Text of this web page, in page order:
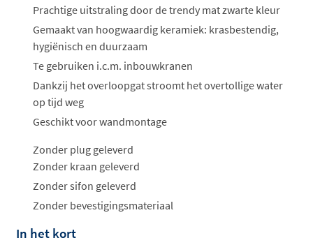
ophalen...
Prachtige uitstraling door de trendy mat zwarte kleur
Gemaakt van hoogwaardig keramiek: krasbestendig,
hygiënisch en duurzaam
Te gebruiken i.c.m. inbouwkranen
Dankzij het overloopgat stroomt het overtollige water
op tijd weg
Geschikt voor wandmontage
Zonder plug geleverd
Zonder kraan geleverd
Zonder sifon geleverd
Zonder bevestigingsmateriaal
In het kort